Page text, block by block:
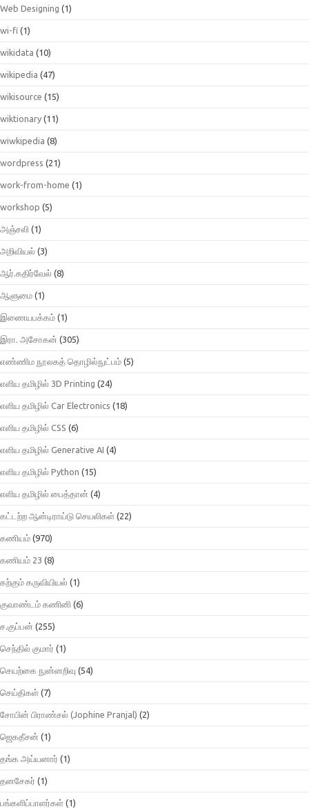
Web Designing (1)
wi-fi (1)
wikidata (10)
wikipedia (47)
wikisource (15)
wiktionary (11)
wiwkipedia (8)
wordpress (21)
work-from-home (1)
workshop (5)
அஞ்சலி (1)
அறிவியல் (3)
ஆர்.கதிர்வேல் (8)
ஆளுமை (1)
இணையபக்கம் (1)
இரா. அசோகன் (305)
எண்ணிம நூலகத் தொழில்நுட்பம் (5)
எளிய தமிழில் 3D Printing (24)
எளிய தமிழில் Car Electronics (18)
எளிய தமிழில் CSS (6)
எளிய தமிழில் Generative AI (4)
எளிய தமிழில் Python (15)
எளிய தமிழில் பைத்தான் (4)
கட்டற்ற ஆன்டிராய்டு செயலிகள் (22)
கணியம் (970)
கணியம் 23 (8)
கற்கும் கருவியியல் (1)
குவாண்டம் கணினி (6)
ச.குப்பன் (255)
செந்தில் குமார் (1)
செயற்கை நுன்னறிவு (54)
செய்திகள் (7)
சோபின் பிராண்சல் (Jophine Pranjal) (2)
ஜெகதீசன் (1)
தங்க அய்யனார் (1)
தனசேகர் (1)
பங்களிப்பாளர்கள் (1)